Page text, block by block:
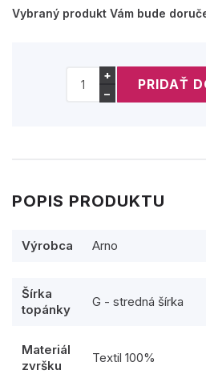
Vybraný produkt Vám bude
+
−
POPIS PRODUKTU
Výrobca Arno
Šírka
topánky
G - stredná šírka
Materiál
zvršku
Textil 100%